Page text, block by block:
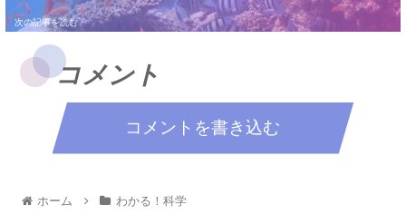
コメント
コメントを書き込む
ホーム わかる！科学